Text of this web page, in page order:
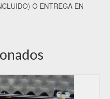
O ENTREGA EN